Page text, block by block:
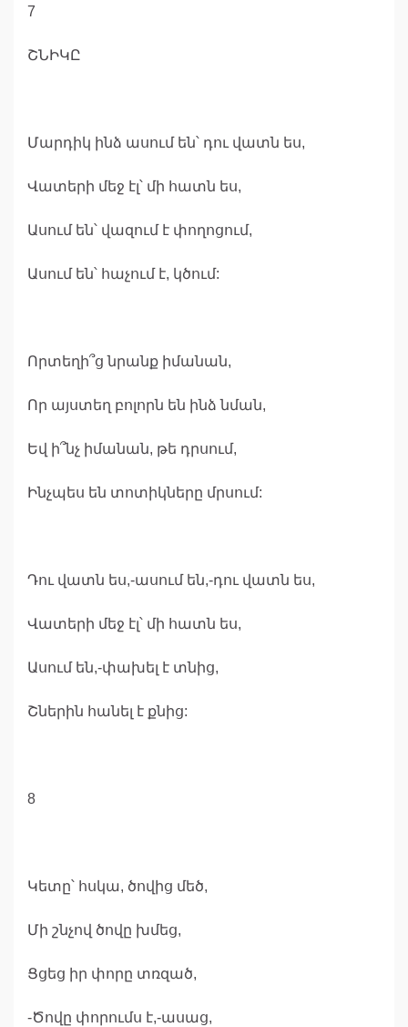
7
ՇՆԻԿԸ
Մարդիկ ինձ ասում են՝ դու վատն ես,
Վատերի մեջ էլ՝ մի հատն ես,
Ասում են՝ վազում է փողոցում,
Ասում են՝ հաչում է, կծում:
Որտեղի՞ց նրանք իմանան,
Որ այստեղ բոլորն են ինձ նման,
Եվ ի՞նչ իմանան, թե դրսում,
Ինչպես են տոտիկները մրսում:
Դու վատն ես,-ասում են,-դու վատն ես,
Վատերի մեջ էլ՝ մի հատն ես,
Ասում են,-փախել է տնից,
Շներին հանել է քնից:
8
Կետը՝ հսկա, ծովից մեծ,
Մի շնչով ծովը խմեց,
Ցցեց իր փորը տռզած,
-Ծովը փորումս է,-ասաց,